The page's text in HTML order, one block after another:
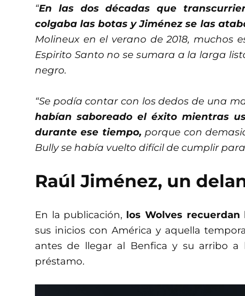
“En las dos décadas que
colgaba las botas y Jiménez se las
Molineux en el verano de 2018, muchos
Espirito Santo no se sumara a la larga
negro.
“Se podía contar con los dedos de una
habían saboreado el éxito mientras
durante ese tiempo, porque con
Bully se había vuelto difícil de cumplir
Raúl Jiménez, un
En la publicación, los Wolves
sus inicios con América y aquella
antes de llegar al Benfica y su arribo a
préstamo.